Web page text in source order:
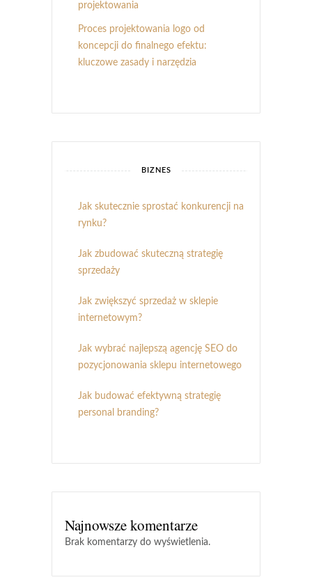
projektowania
Proces projektowania logo od
koncepcji do finalnego efektu:
kluczowe zasady i narzędzia
BIZNES
Jak skutecznie sprostać konkurencji na
rynku?
Jak zbudować skuteczną strategię
sprzedaży
Jak zwiększyć sprzedaż w sklepie
internetowym?
Jak wybrać najlepszą agencję SEO do
pozycjonowania sklepu internetowego
Jak budować efektywną strategię
personal branding?
Najnowsze komentarze
Brak komentarzy do wyświetlenia.